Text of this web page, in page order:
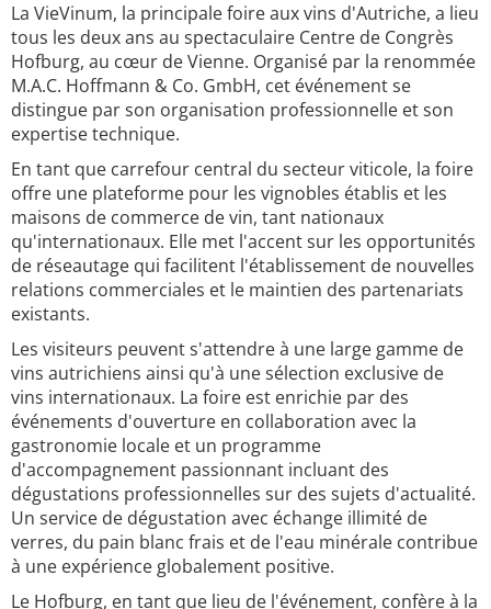
La VieVinum, la principale foire aux vins d'Autriche, a lieu
tous les deux ans au spectaculaire Centre de Congrès
Hofburg, au cœur de Vienne. Organisé par la renommée
M.A.C. Hoffmann & Co. GmbH, cet événement se
distingue par son organisation professionnelle et son
expertise technique.
En tant que carrefour central du secteur viticole, la foire
offre une plateforme pour les vignobles établis et les
maisons de commerce de vin, tant nationaux
qu'internationaux. Elle met l'accent sur les opportunités
de réseautage qui facilitent l'établissement de nouvelles
relations commerciales et le maintien des partenariats
existants.
Les visiteurs peuvent s'attendre à une large gamme de
vins autrichiens ainsi qu'à une sélection exclusive de
vins internationaux. La foire est enrichie par des
événements d'ouverture en collaboration avec la
gastronomie locale et un programme
d'accompagnement passionnant incluant des
dégustations professionnelles sur des sujets d'actualité.
Un service de dégustation avec échange illimité de
verres, du pain blanc frais et de l'eau minérale contribue
à une expérience globalement positive.
Le Hofburg, en tant que lieu de l'événement, confère à la